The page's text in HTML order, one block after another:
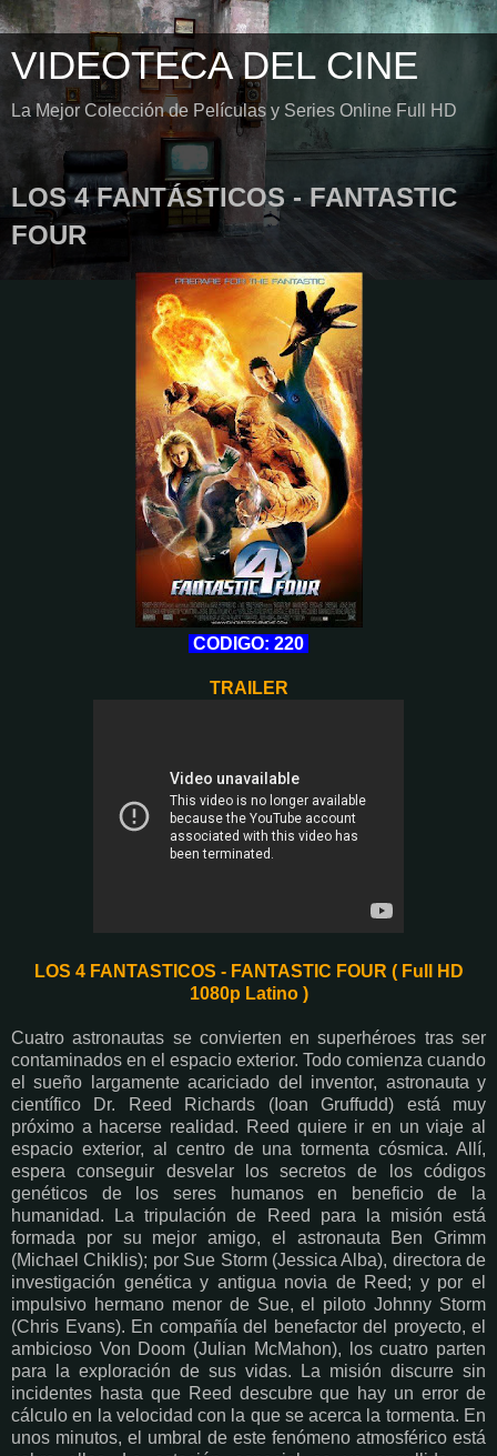
VIDEOTECA DEL CINE
La Mejor Colección de Películas y Series Online Full HD
LOS 4 FANTÁSTICOS - FANTASTIC
FOUR
CODIGO: 220
TRAILER
LOS 4 FANTASTICOS - FANTASTIC FOUR ( Full HD
1080p Latino )
Cuatro astronautas se convierten en superhéroes tras ser
contaminados en el espacio exterior. Todo comienza cuando
el sueño largamente acariciado del inventor, astronauta y
científico Dr. Reed Richards (Ioan Gruffudd) está muy
próximo a hacerse realidad. Reed quiere ir en un viaje al
espacio exterior, al centro de una tormenta cósmica. Allí,
espera conseguir desvelar los secretos de los códigos
genéticos de los seres humanos en beneficio de la
humanidad. La tripulación de Reed para la misión está
formada por su mejor amigo, el astronauta Ben Grimm
(Michael Chiklis); por Sue Storm (Jessica Alba), directora de
investigación genética y antigua novia de Reed; y por el
impulsivo hermano menor de Sue, el piloto Johnny Storm
(Chris Evans). En compañía del benefactor del proyecto, el
ambicioso Von Doom (Julian McMahon), los cuatro parten
para la exploración de sus vidas. La misión discurre sin
incidentes hasta que Reed descubre que hay un error de
cálculo en la velocidad con la que se acerca la tormenta. En
unos minutos, el umbral de este fenómeno atmosférico está